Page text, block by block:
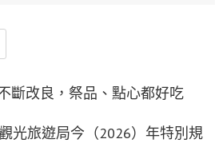
光旅遊局今（2026）年特別規